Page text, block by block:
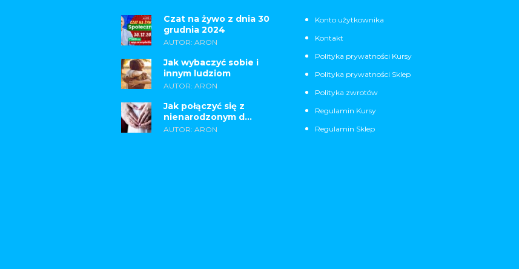
Czat na żywo z dnia 30
grudnia 2024
AUTOR: ARON
Jak wybaczyć sobie i
innym ludziom
AUTOR: ARON
Jak połączyć się z
nienarodzonym d...
AUTOR: ARON
Konto użytkownika
Kontakt
Polityka prywatności Kursy
Polityka prywatności Sklep
Polityka zwrotów
Regulamin Kursy
Regulamin Sklep